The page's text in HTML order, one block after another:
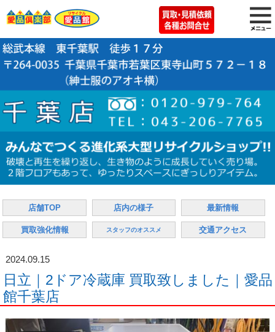
店舗TOP 店内の様子 最新情報
買取強化情報 スタッフのオススメ 交通アクセス
2024.09.15
日立｜2ドア冷蔵庫 買取致しました｜愛品
館千葉店